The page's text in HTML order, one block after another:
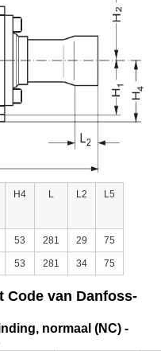
H4 L L2 L5
53 281 29 75
53 281 34 75
Code van Danfoss-
normaal (NC) -